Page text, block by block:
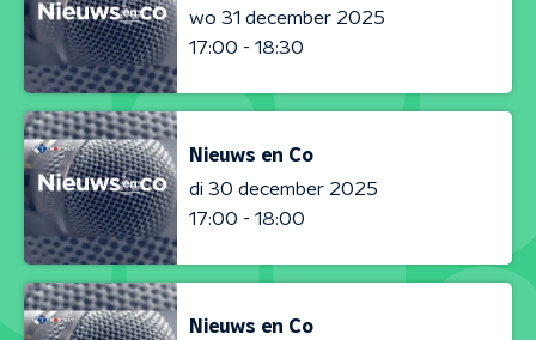
wo 31 december 2025
17:00 - 18:30
Nieuws en Co
di 30 december 2025
17:00 - 18:00
Nieuws en Co